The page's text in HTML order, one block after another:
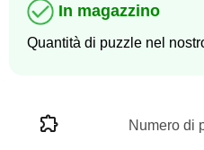
In magazzino
Quantità di puzzle nel
Numero di